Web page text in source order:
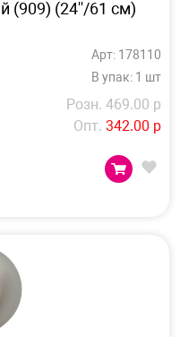
(909) (24''/61 см)
Арт: 178110
В упак: 1 шт
Розн. 469.00 р
Опт. 342.00 р